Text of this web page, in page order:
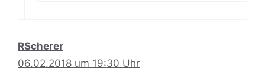
RScherer
06.02.2018 um 19:30 Uhr